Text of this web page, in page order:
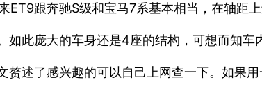
跟奔驰S级和宝马7系基本相当，在轴距上
此庞大的车身还是4座的结构，可想而知车
述了感兴趣的可以自己上网查一下。如果用